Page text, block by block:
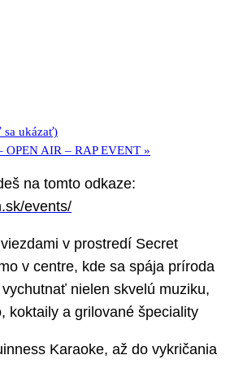
sa ukázať)
OPEN AIR – RAP EVENT »
na tomto odkaze:
events/
v prostredí Secret
v centre, kde sa spája príroda
nielen skvelú muziku,
koktaily a grilované špeciality
Karaoke, až do vykričania